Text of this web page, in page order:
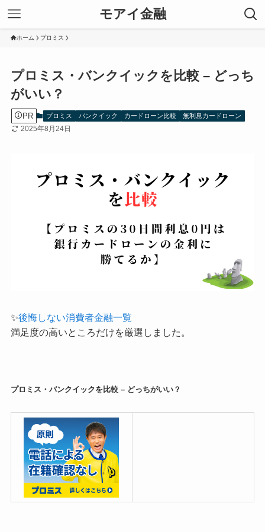
モアイ金融
ホーム プロミス
プロミス・バンクイックを比較 – どっち
がいい？
PR プロミス バンクイック カードローン比較 無利息カードローン
2025年8月24日
✨後悔しない消費者金融一覧
満足度の高いところだけを厳選しました。
プロミス・バンクイックを比較 – どっちがいい？